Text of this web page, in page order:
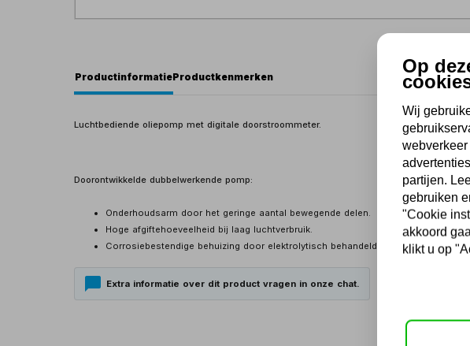
ProductinformatieProductkenmerken
Luchtbediende oliepomp met digitale doorstroommeter.
Doorontwikkelde dubbelwerkende pomp:
Onderhoudsarm door het geringe aantal bewegende delen.
Hoge afgiftehoeveelheid bij laag luchtverbruik.
Corrosiebestendige behuizing door elektrolytisch behandeld aluminium
Extra informatie over dit product vragen in onze chat.
Op
Wij
partijen.
gebruiken
"Cookie
akkoord
klikt u op